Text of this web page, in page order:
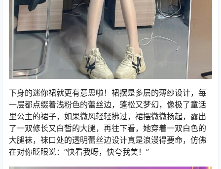
下身的迷你裙就更有意思啦！裙摆是多层的薄纱设计，每
一层都点缀着浅粉色的蕾丝边，蓬松又梦幻，像极了童话
里公主的裙子，如果微风轻轻拂过，裙摆微微扬起，露出
了一双修长又白皙的大腿，再往下看，她穿着一双白色的
大腿袜，袜口处的透明蕾丝边设计真是浪漫得要命，仿佛
在对你眨眼说：“快看我呀，快夸我美！”